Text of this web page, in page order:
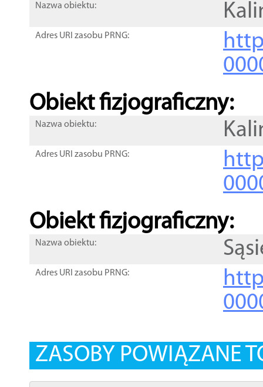
Nazwa obiektu:
Adres URI zasobu PRNG:
Obiekt fizjograficzny:
Nazwa obiektu:
Adres URI zasobu PRNG:
Obiekt fizjograficzny:
Nazwa obiektu:
Adres URI zasobu PRNG:
ZASOBY POWIĄZANE